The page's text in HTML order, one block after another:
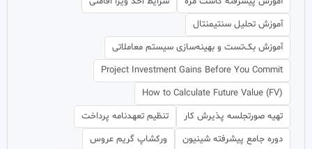
آموزش تحلیل سنتیمنتال
آموزش بک‌تست و بهینه‌سازی سیستم معاملاتی
Project Investment Gains Before You Commit
How to Calculate Future Value (FV)
تهیه صورتجلسه پذیرش کار
تنظیم تعهدنامه پرداخت
دوره جامع پیشرفته شینیون
ورکشاپ گریم عروس